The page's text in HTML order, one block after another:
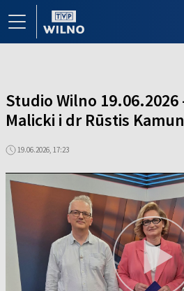
Studio Wilno
Malicki i dr Rūstis
19.06.2026, 17:23